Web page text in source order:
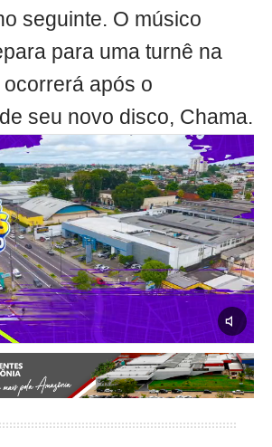
seguinte. O músico
para uma turnê na
ocorrerá após o
seu novo disco, Chama.